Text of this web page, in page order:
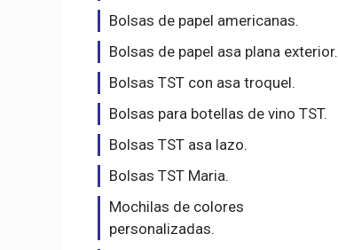
Bolsas de papel americanas.
Bolsas de papel asa plana exterior.
Bolsas TST con asa troquel.
Bolsas para botellas de vino TST.
Bolsas TST asa lazo.
Bolsas TST Maria.
Mochilas de colores
personalizadas.